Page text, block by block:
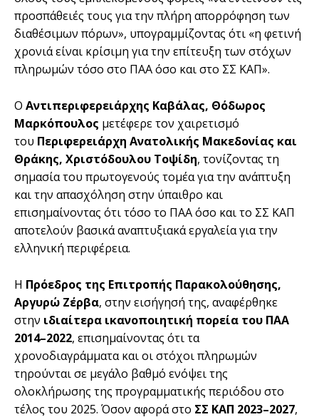
προσπάθειές τους για την πλήρη απορρόφηση των
διαθέσιμων πόρων», υπογραμμίζοντας ότι «η φετινή
χρονιά είναι κρίσιμη για την επίτευξη των στόχων
πληρωμών τόσο στο ΠΑΑ όσο και στο ΣΣ ΚΑΠ».
Ο Αντιπεριφερειάρχης Καβάλας, Θόδωρος
Μαρκόπουλος μετέφερε τον χαιρετισμό
του Περιφερειάρχη Ανατολικής Μακεδονίας και
Θράκης, Χριστόδουλου Τοψίδη, τονίζοντας τη
σημασία του πρωτογενούς τομέα για την ανάπτυξη
και την απασχόληση στην ύπαιθρο και
επισημαίνοντας ότι τόσο το ΠΑΑ όσο και το ΣΣ ΚΑΠ
αποτελούν βασικά αναπτυξιακά εργαλεία για την
ελληνική περιφέρεια.
Η Πρόεδρος της Επιτροπής Παρακολούθησης,
Αργυρώ Ζέρβα, στην εισήγησή της, αναφέρθηκε
στην ιδιαίτερα ικανοποιητική πορεία του ΠΑΑ
2014–2022, επισημαίνοντας ότι τα
χρονοδιαγράμματα και οι στόχοι πληρωμών
τηρούνται σε μεγάλο βαθμό ενόψει της
ολοκλήρωσης της προγραμματικής περιόδου στο
τέλος του 2025. Όσον αφορά στο ΣΣ ΚΑΠ 2023–2027,